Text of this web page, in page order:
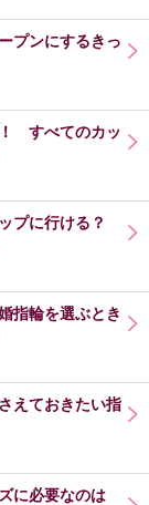
プンにするきっ
すべてのカッ
プに行ける？
指輪を選ぶとき
えておきたい指
に必要なのは